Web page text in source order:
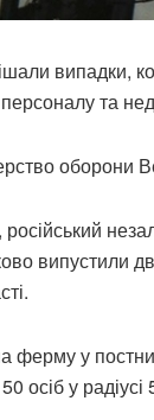
випадки,
та
оборони
російський
випустили
у
осіб у радіусі